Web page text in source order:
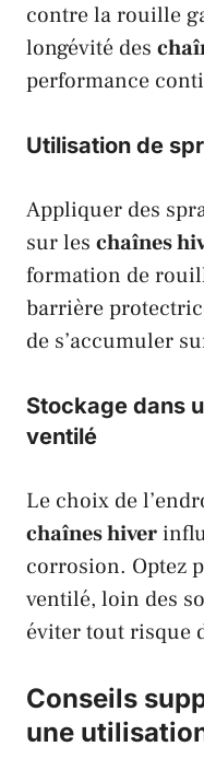
contre la rouille
longévité des
performance
Utilisation de
Appliquer des
sur les chaînes
formation de
barrière
de s’accumuler
Stockage dans
ventilé
Le choix de
chaînes hiver
corrosion. Optez
ventilé, loin des
éviter tout risque
Conseils
une